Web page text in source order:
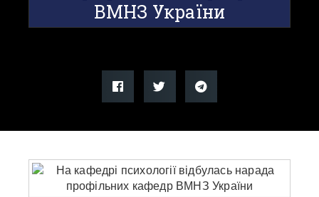
ВМНЗ України